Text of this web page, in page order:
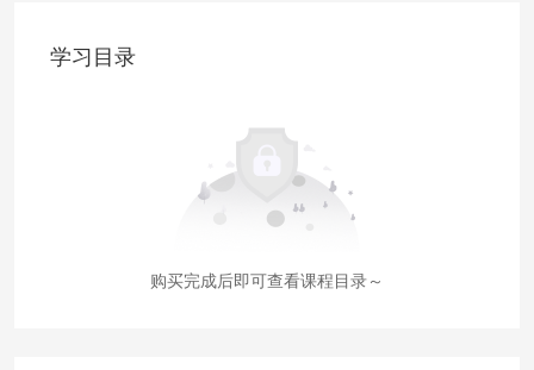
学习目录
购买完成后即可查看课程目录～